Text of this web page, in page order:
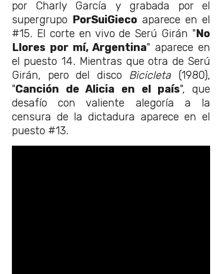
por Charly García y grabada por el
supergrupo PorSuiGieco aparece en el
#15. El corte en vivo de Serú Girán "No
Llores por mí, Argentina" aparece en
el puesto 14. Mientras que otra de Serú
Girán, pero del disco Bicicleta (1980),
"Canción de Alicia en el país", que
desafío con valiente alegoría a la
censura de la dictadura aparece en el
puesto #13.